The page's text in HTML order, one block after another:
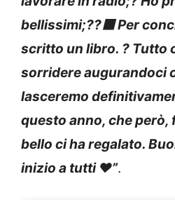
bellissimi;??‍⬛ Per
scritto un libro. ? Tutto
sorridere augurandoci
lasceremo
questo anno, che però,
bello ci ha regalato.
inizio a tutti ❤️”.